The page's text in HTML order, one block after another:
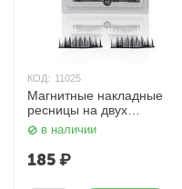
КОД: 11025
Магнитные накладные
ресницы на двух
магнитах 10# HudaBeauty
в наличии
185₽